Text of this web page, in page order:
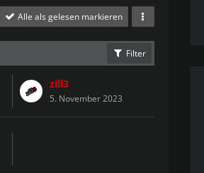
Alle als gelesen markieren
Filter
zill3
5. November 2023